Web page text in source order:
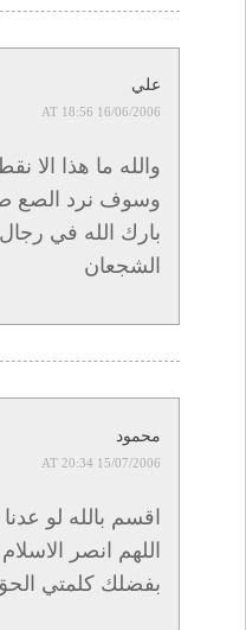
علي
16/06/2006 AT 18:56
والله ما هذا الا
وسوف نرد الصع
بارك الله في
الشجعان
محمود
15/07/2006 AT 20:34
اقسم بالله لو
اللهم انصر
بفضلك كلمتي